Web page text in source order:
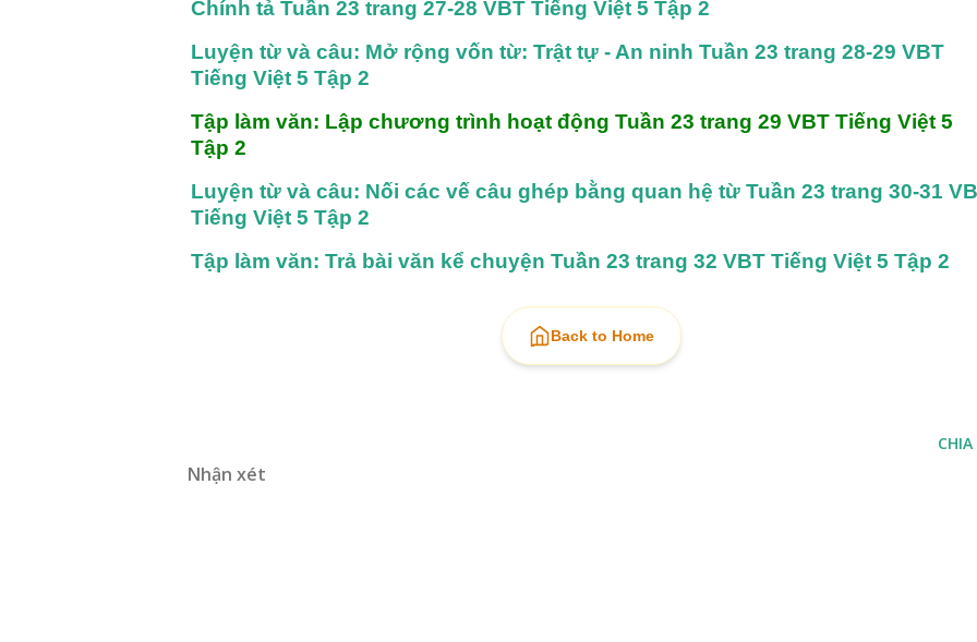
Chính tả Tuần 23 trang 27-28 VBT Tiếng Việt 5 Tập 2
Luyện từ và câu: Mở rộng vốn từ: Trật tự - An ninh Tuần 23 trang 28-29 VBT
Tiếng Việt 5 Tập 2
Tập làm văn: Lập chương trình hoạt động Tuần 23 trang 29 VBT Tiếng Việt 5
Tập 2
Luyện từ và câu: Nối các vế câu ghép bằng quan hệ từ Tuần 23 trang 30-31
Tiếng Việt 5 Tập 2
Tập làm văn: Trả bài văn kể chuyện Tuần 23 trang 32 VBT Tiếng Việt 5 Tập 2
Back to Home
CHIA
Nhận xét